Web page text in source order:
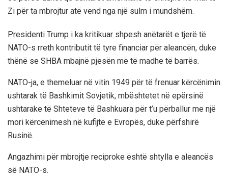
Zi për ta mbrojtur atë vend nga një sulm i mundshëm.
Presidenti Trump i ka kritikuar shpesh anëtarët e tjerë të
NATO-s rreth kontributit të tyre financiar për aleancën, duke
thënë se SHBA mbajnë pjesën më të madhe të barrës.
NATO-ja, e themeluar në vitin 1949 për të frenuar kërcënimin
ushtarak të Bashkimit Sovjetik, mbështetet në epërsinë
ushtarake të Shteteve të Bashkuara për t’u përballur me një
mori kërcënimesh në kufijtë e Evropës, duke përfshirë
Rusinë.
Angazhimi për mbrojtje reciproke është shtylla e aleancës
së NATO-s.